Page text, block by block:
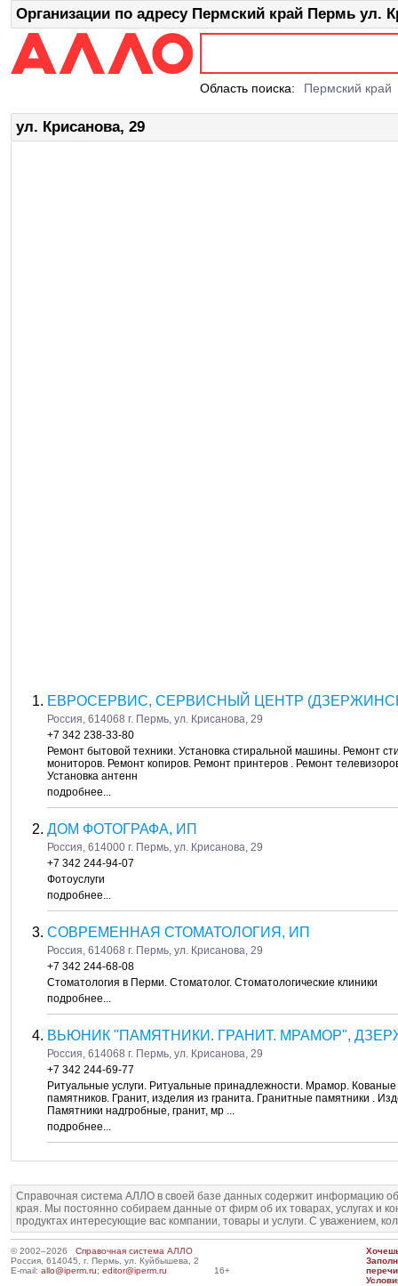
Организации по адресу Пермский край Пермь ул.
Область поиска: Пермский край
ул. Крисанова, 29
ЕВРОСЕРВИС, СЕРВИСНЫЙ ЦЕНТР
Россия, 614068 г. Пермь, ул. Крисанова, 29
+7 342 238-33-80
Ремонт бытовой техники. Установка стиральной машины. Ремонт
мониторов. Ремонт копиров. Ремонт принтеров . Ремонт
Установка антенн
подробнее...
ДОМ ФОТОГРАФА, ИП
Россия, 614000 г. Пермь, ул. Крисанова, 29
+7 342 244-94-07
Фотоуслуги
подробнее...
СОВРЕМЕННАЯ СТОМАТОЛОГИЯ, ИП
Россия, 614068 г. Пермь, ул. Крисанова, 29
+7 342 244-68-08
Стоматология в Перми. Стоматолог. Стоматологические клиники
подробнее...
ВЬЮНИК "ПАМЯТНИКИ. ГРАНИТ. МРАМОР",
Россия, 614068 г. Пермь, ул. Крисанова, 29
+7 342 244-69-77
Ритуальные услуги. Ритуальные принадлежности. Мрамор.
памятников. Гранит, изделия из гранита. Гранитные памятники .
Памятники надгробные, гранит, мр ...
подробнее...
Справочная система АЛЛО в своей базе данных содержит информацию
края. Мы постоянно собираем данные от фирм об их товарах, услугах и
продуктах интересующие вас компании, товары и услуги. С уважением,
© 2002–2026 Справочная система АЛЛО
Россия, 614045, г. Пермь, ул. Куйбышева, 2
E-mail: allo@iperm.ru; editor@iperm.ru 16+